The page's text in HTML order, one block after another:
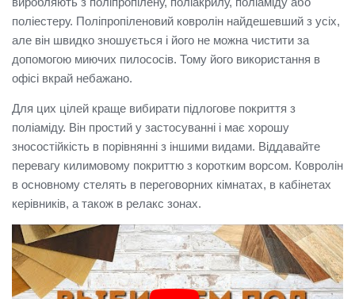
поліестеру. Поліпропіленовий ковролін найдешевший з усіх,
але він швидко зношується і його не можна чистити за
допомогою миючих пилососів. Тому його використання в
офісі вкрай небажано.
Для цих цілей краще вибирати підлогове покриття з
поліаміду. Він простий у застосуванні і має хорошу
зносостійкість в порівнянні з іншими видами. Віддавайте
перевагу килимовому покриттю з коротким ворсом. Ковролін
в основному стелять в переговорних кімнатах, в кабінетах
керівників, а також в релакс зонах.